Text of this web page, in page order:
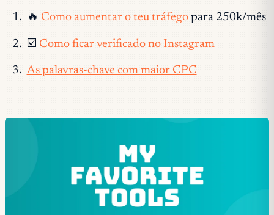
🔥 Como aumentar o teu tráfegopara 250k/mês
☑️ Como ficar verificado no Instagram
As palavras-chave com maior CPC